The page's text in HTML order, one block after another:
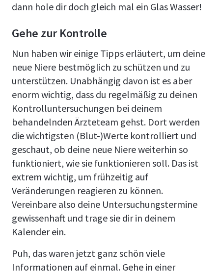
dann hole dir doch gleich mal ein Glas Wasser!
Gehe zur Kontrolle
Nun haben wir einige Tipps erläutert, um deine
neue Niere bestmöglich zu schützen und zu
unterstützen. Unabhängig davon ist es aber
enorm wichtig, dass du regelmäßig zu deinen
Kontrolluntersuchungen bei deinem
behandelnden Ärzteteam gehst. Dort werden
die wichtigsten (Blut-)Werte kontrolliert und
geschaut, ob deine neue Niere weiterhin so
funktioniert, wie sie funktionieren soll. Das ist
extrem wichtig, um frühzeitig auf
Veränderungen reagieren zu können.
Vereinbare also deine Untersuchungstermine
gewissenhaft und trage sie dir in deinem
Kalender ein.
Puh, das waren jetzt ganz schön viele
Informationen auf einmal. Gehe in einer